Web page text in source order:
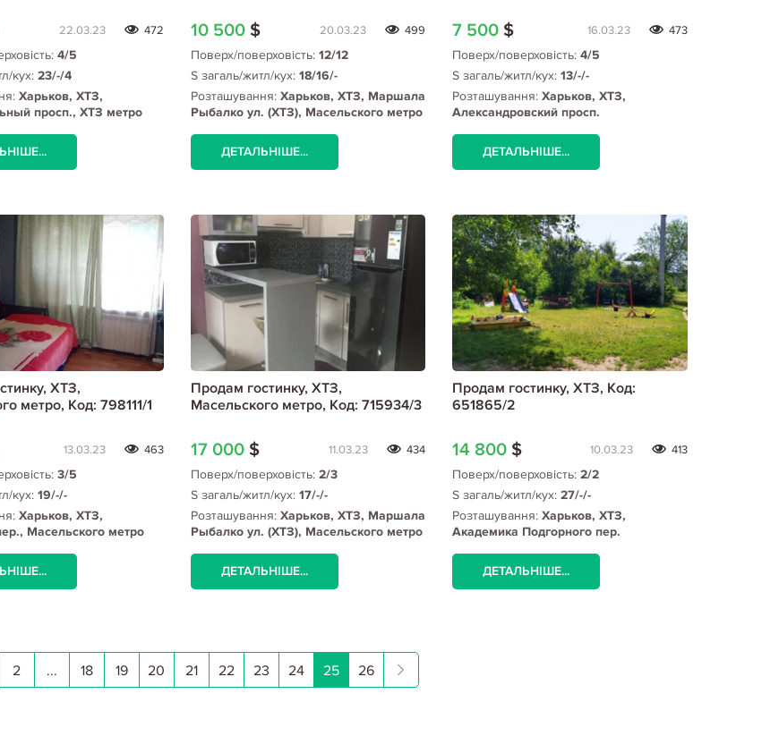
22.03.23 472
4/5
кух: 23/-/4
Харьков, ХТЗ,
просп., ХТЗ метро
10 500 $ 20.03.23 499
Поверх/поверховість: 12/12
S загаль/житл/кух: 18/16/-
Розташування: Харьков, ХТЗ, Маршала
Рыбалко ул. (ХТЗ), Масельского метро
ДЕТАЛЬНІШЕ...
7 500 $ 16.03.23 473
Поверх/поверховість:4/5
S загаль/житл/кух:13/-/-
Розташування:Харьков, ХТЗ,
Александровский просп.
ДЕТАЛЬНІШЕ...
ХТЗ,
метро, Код: 798111/1
13.03.23 463
3/5
кух: 19/-/-
Харьков, ХТЗ,
Масельского метро
Продам гостинку, ХТЗ,
Масельского метро, Код: 715934/3
17 000 $ 11.03.23 434
Поверх/поверховість: 2/3
S загаль/житл/кух: 17/-/-
Розташування: Харьков, ХТЗ, Маршала
Рыбалко ул. (ХТЗ), Масельского метро
ДЕТАЛЬНІШЕ...
Продам гостинку, ХТЗ, Код:
651865/2
14 800 $ 10.03.23 413
Поверх/поверховість:2/2
S загаль/житл/кух:27/-/-
Розташування:Харьков, ХТЗ,
Академика Подгорного пер.
ДЕТАЛЬНІШЕ...
2 ... 18 19 20 21 22 23 24 25 26